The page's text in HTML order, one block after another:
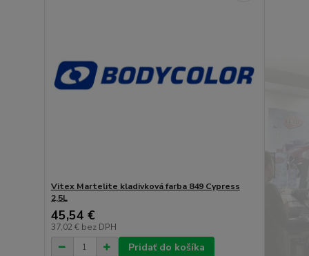
Vitex Martelite kladivková farba 849 Cypress
2,5L
45,54 €
37,02 € bez DPH
Pridať do košíka